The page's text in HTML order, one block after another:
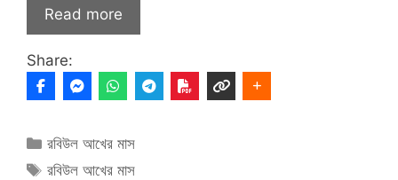
Read more
Share:
Categories
রবিউল আখের মাস
Tags
রবিউল আখের মাস